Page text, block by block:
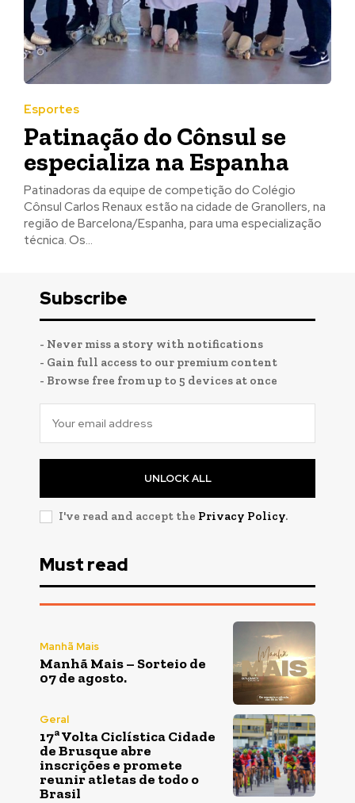
Esportes
Patinação do Cônsul se
especializa na Espanha
Patinadoras da equipe de competição do Colégio
Cônsul Carlos Renaux estão na cidade de Granollers, na
região de Barcelona/Espanha, para uma especialização
técnica. Os...
Subscribe
- Never miss a story with notifications
- Gain full access to our premium content
- Browse free from up to 5 devices at once
UNLOCK ALL
I've read and accept the Privacy Policy.
Must read
Manhã Mais
Manhã Mais – Sorteio de
07 de agosto.
Geral
17ª Volta Ciclística Cidade
de Brusque abre
inscrições e promete
reunir atletas de todo o
Brasil